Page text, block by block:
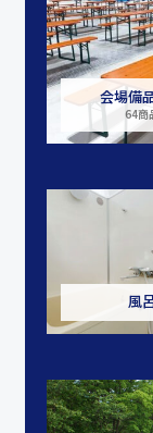
会場備
64商
風